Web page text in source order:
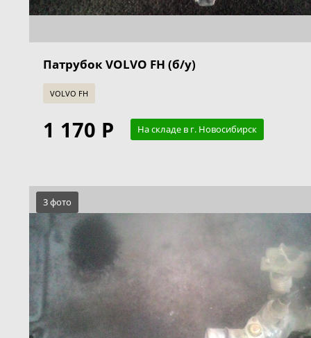
Патрубок VOLVO FH (б/у)
VOLVO FH
1 170 Р На складе в г. Новосибирск
3 фото